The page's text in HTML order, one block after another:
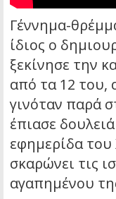
Γέννημα-
ίδιος ο
ξεκίνησε την
από τα 12 του,
γινόταν παρά
έπιασε
εφημερίδα του
σκαρώνει τις
αγαπημένου